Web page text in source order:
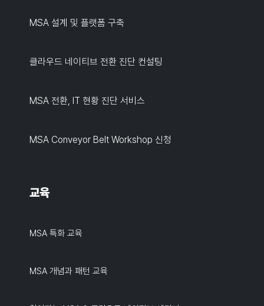
MSA 설계 및 플랫폼 구축
클라우드 네이티브 전환 진단 컨설팅
MSA 전환, IT 현황 진단 서비스
MSA Conveyor Belt Workshop 신청
교육
MSA 특화 교육
MSA 개념과 패턴 교육